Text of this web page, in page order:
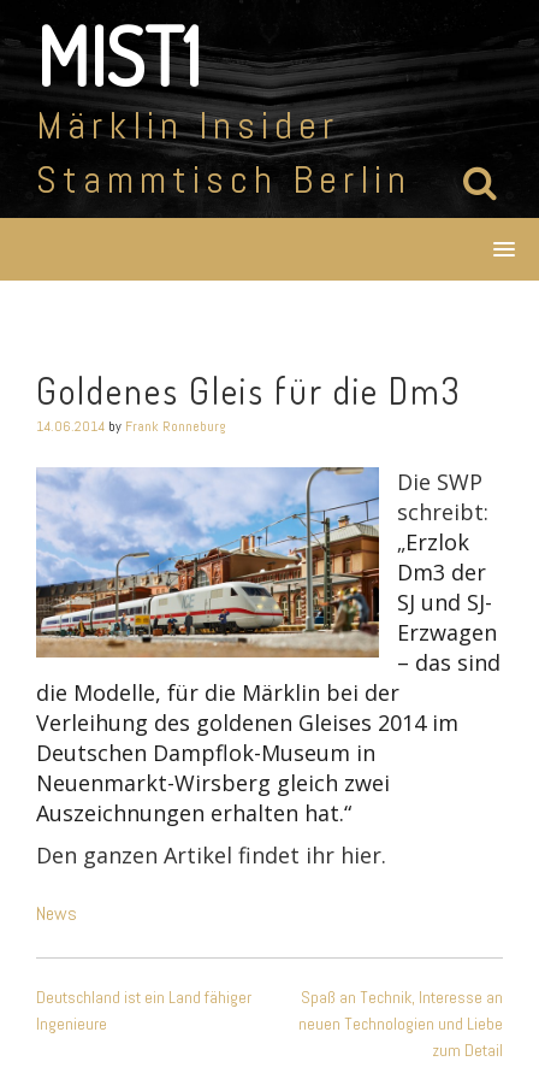
to
contentMIST1
Märklin Insider
Stammtisch Berlin
Goldenes Gleis für die Dm3
14.06.2014 by Frank Ronneburg
Die SWP
schreibt:
„Erzlok
Dm3 der
SJ und SJ-
Erzwagen
– das sind
die Modelle, für die Märklin bei der
Verleihung des goldenen Gleises 2014 im
Deutschen Dampflok-Museum in
Neuenmarkt-Wirsberg gleich zwei
Auszeichnungen erhalten hat.“
Den ganzen Artikel findet ihr hier.
News
Deutschland ist ein Land fähiger
Ingenieure
Spaß an Technik, Interesse an
neuen Technologien und Liebe
zum Detail